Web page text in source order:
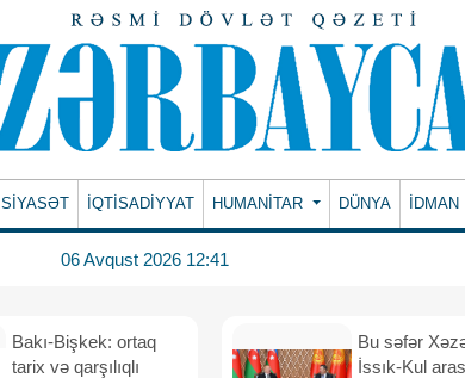
SİYASƏT İQTİSADİYYAT HUMANITAR DÜNYA İDMAN
06 Avqust 2026 12:41
Bakı-Bişkek: ortaq
tarix və qarşılıqlı
Bu səfər
İssık-Kul